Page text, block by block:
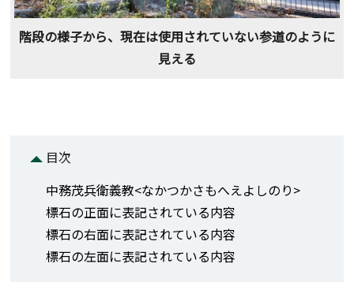
階段の様子から、現在は使用されていない参道のように
見える
目次
中務茂兵衛義教<なかつかさもへえよしのり>
標石の正面に表記されている内容
標石の右面に表記されている内容
標石の左面に表記されている内容